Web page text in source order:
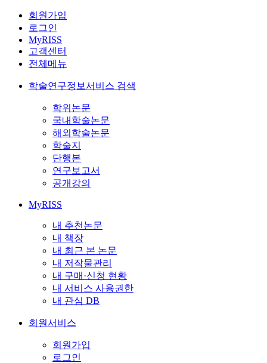
회원가입
로그인
MyRISS
고객센터
전체메뉴
학술연구정보서비스 검색
학위논문
국내학술논문
해외학술논문
학술지
단행본
연구보고서
공개강의
MyRISS
내 추천논문
내 책장
내 최근 본 논문
내 저작물관리
내 구매·신청 현황
내 서비스 사용권한
내 관심 DB
회원서비스
회원가입
로그인